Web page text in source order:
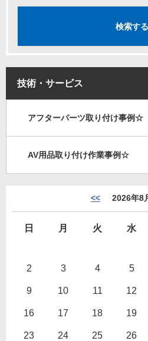
技術・サービス
アフターパーツ取り付け事例☆
AV用品取り付け作業事例☆
<< 2026年8
日 月 火 水
2 3 4 5
9 10 11 12
16 17 18 19
23 24 25 26